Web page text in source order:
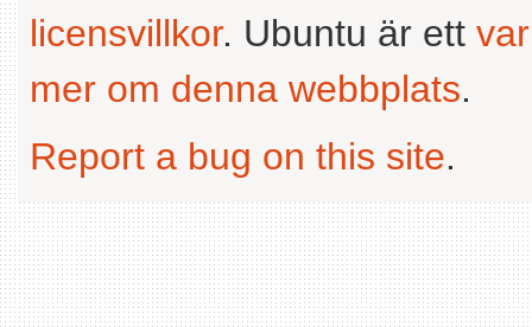
licensvillkor. Ubuntu är ett
mer om denna webbplats.
Report a bug on this site.